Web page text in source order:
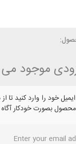
موجود
خود را وارد کنید تا
محصول بصورت خودکار آگاه